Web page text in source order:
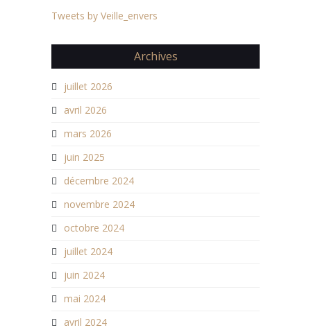
Tweets by Veille_envers
Archives
juillet 2026
avril 2026
mars 2026
juin 2025
décembre 2024
novembre 2024
octobre 2024
juillet 2024
juin 2024
mai 2024
avril 2024